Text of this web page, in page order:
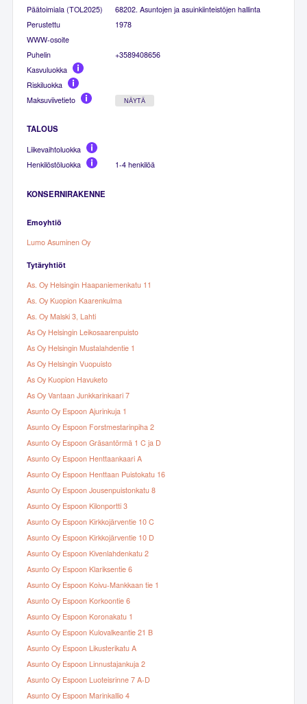
Päätoimiala (TOL2025)
68202. Asuntojen ja asuinkiinteistöjen hallinta
Perustettu
1978
WWW-osoite
Puhelin
+3589408656
Kasvuluokka
Riskiluokka
Maksuviivetieto
NÄYTÄ
TALOUS
Liikevaihtoluokka
Henkilöstöluokka
1-4 henkilöä
KONSERNIRAKENNE
Emoyhtiö
Lumo Asuminen Oy
Tytäryhtiöt
As. Oy Helsingin Haapaniemenkatu 11
As. Oy Kuopion Kaarenkulma
As. Oy Malski 3, Lahti
As Oy Helsingin Leikosaarenpuisto
As Oy Helsingin Mustalahdentie 1
As Oy Helsingin Vuopuisto
As Oy Kuopion Havuketo
As Oy Vantaan Junkkarinkaari 7
Asunto Oy Espoon Ajurinkuja 1
Asunto Oy Espoon Forstmestarinpiha 2
Asunto Oy Espoon Gräsantörmä 1 C ja D
Asunto Oy Espoon Henttaankaari A
Asunto Oy Espoon Henttaan Puistokatu 16
Asunto Oy Espoon Jousenpuistonkatu 8
Asunto Oy Espoon Kilonportti 3
Asunto Oy Espoon Kirkkojärventie 10 C
Asunto Oy Espoon Kirkkojärventie 10 D
Asunto Oy Espoon Kivenlahdenkatu 2
Asunto Oy Espoon Klariksentie 6
Asunto Oy Espoon Koivu-Mankkaan tie 1
Asunto Oy Espoon Korkoontie 6
Asunto Oy Espoon Koronakatu 1
Asunto Oy Espoon Kulovalkeantie 21 B
Asunto Oy Espoon Likusterikatu A
Asunto Oy Espoon Linnustajankuja 2
Asunto Oy Espoon Luoteisrinne 7 A-D
Asunto Oy Espoon Marinkallio 4